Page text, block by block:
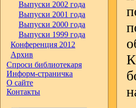
Выпуски 2002 года
Выпуски 2001 года
Выпуски 2000 года
Выпуски 1999 года
Конференция 2012
Архив
Спроси библиотекаря
Информ-страничка
О сайте
Контакты